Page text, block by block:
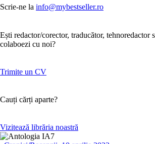
Scrie-ne la info@mybestseller.ro
Ești redactor/corector, traducător, tehnoredactor
colaboezi cu noi?
Trimite un CV
Cauți cărți aparte?
Vizitează librăria noastră